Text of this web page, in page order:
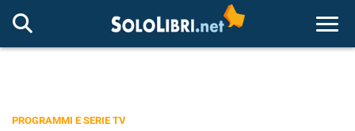
PROGRAMMI E SERIE TV